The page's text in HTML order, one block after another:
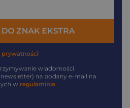
ZNAK EKSTRA
prywatności
wiadomości
na podany e-mail na
w regulaminie.